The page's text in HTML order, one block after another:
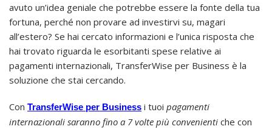
avuto un’idea geniale che potrebbe essere la fonte della tua
fortuna, perché non provare ad investirvi su, magari
all’estero? Se hai cercato informazioni e l’unica risposta che
hai trovato riguarda le esorbitanti spese relative ai
pagamenti internazionali, TransferWise per Business è la
soluzione che stai cercando.
Con TransferWise per Business i tuoi pagamenti
internazionali saranno fino a 7 volte più convenienti che con